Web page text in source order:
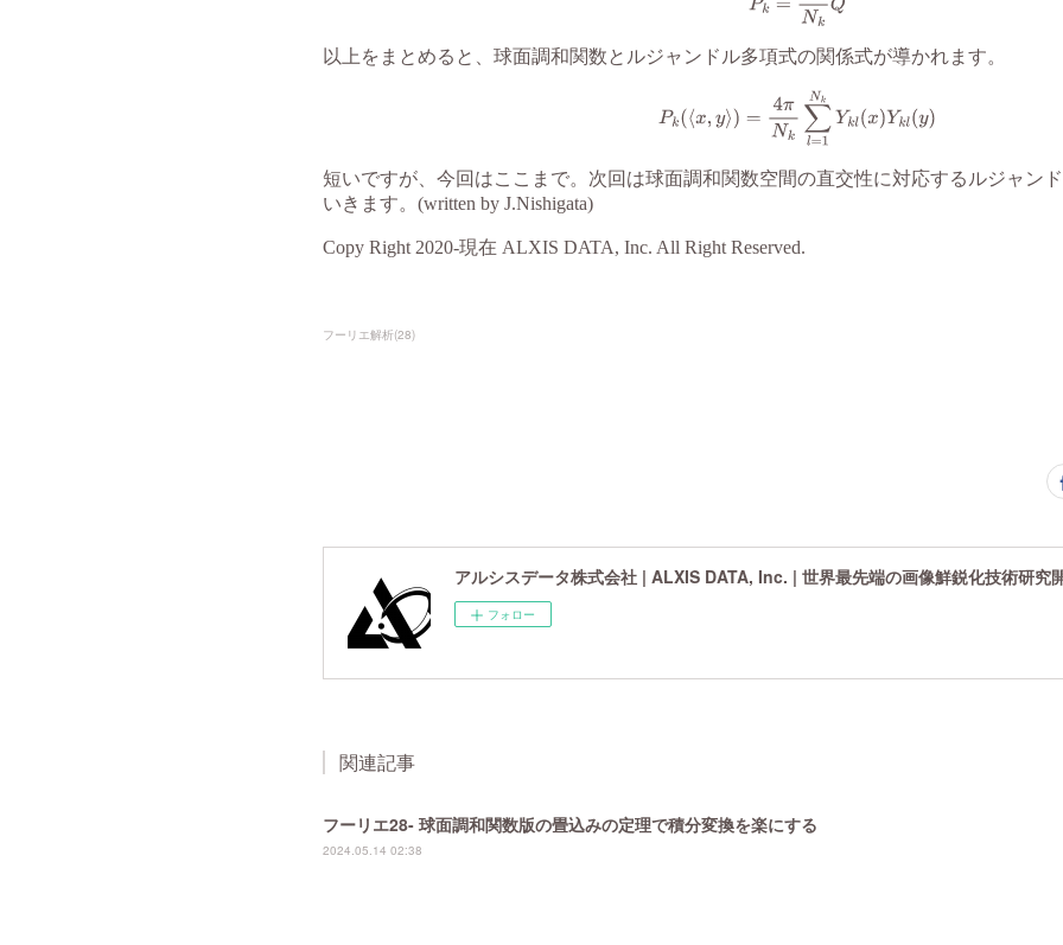
フーリエ解析(28)
アルシスデータ株式会社 | ALXIS DATA, Inc. | 世界最先端の画像鮮鋭化技術研究
フォロー
関連記事
フーリエ28- 球面調和関数版の畳込みの定理で積分変換を楽にする
2024.05.14 02:38